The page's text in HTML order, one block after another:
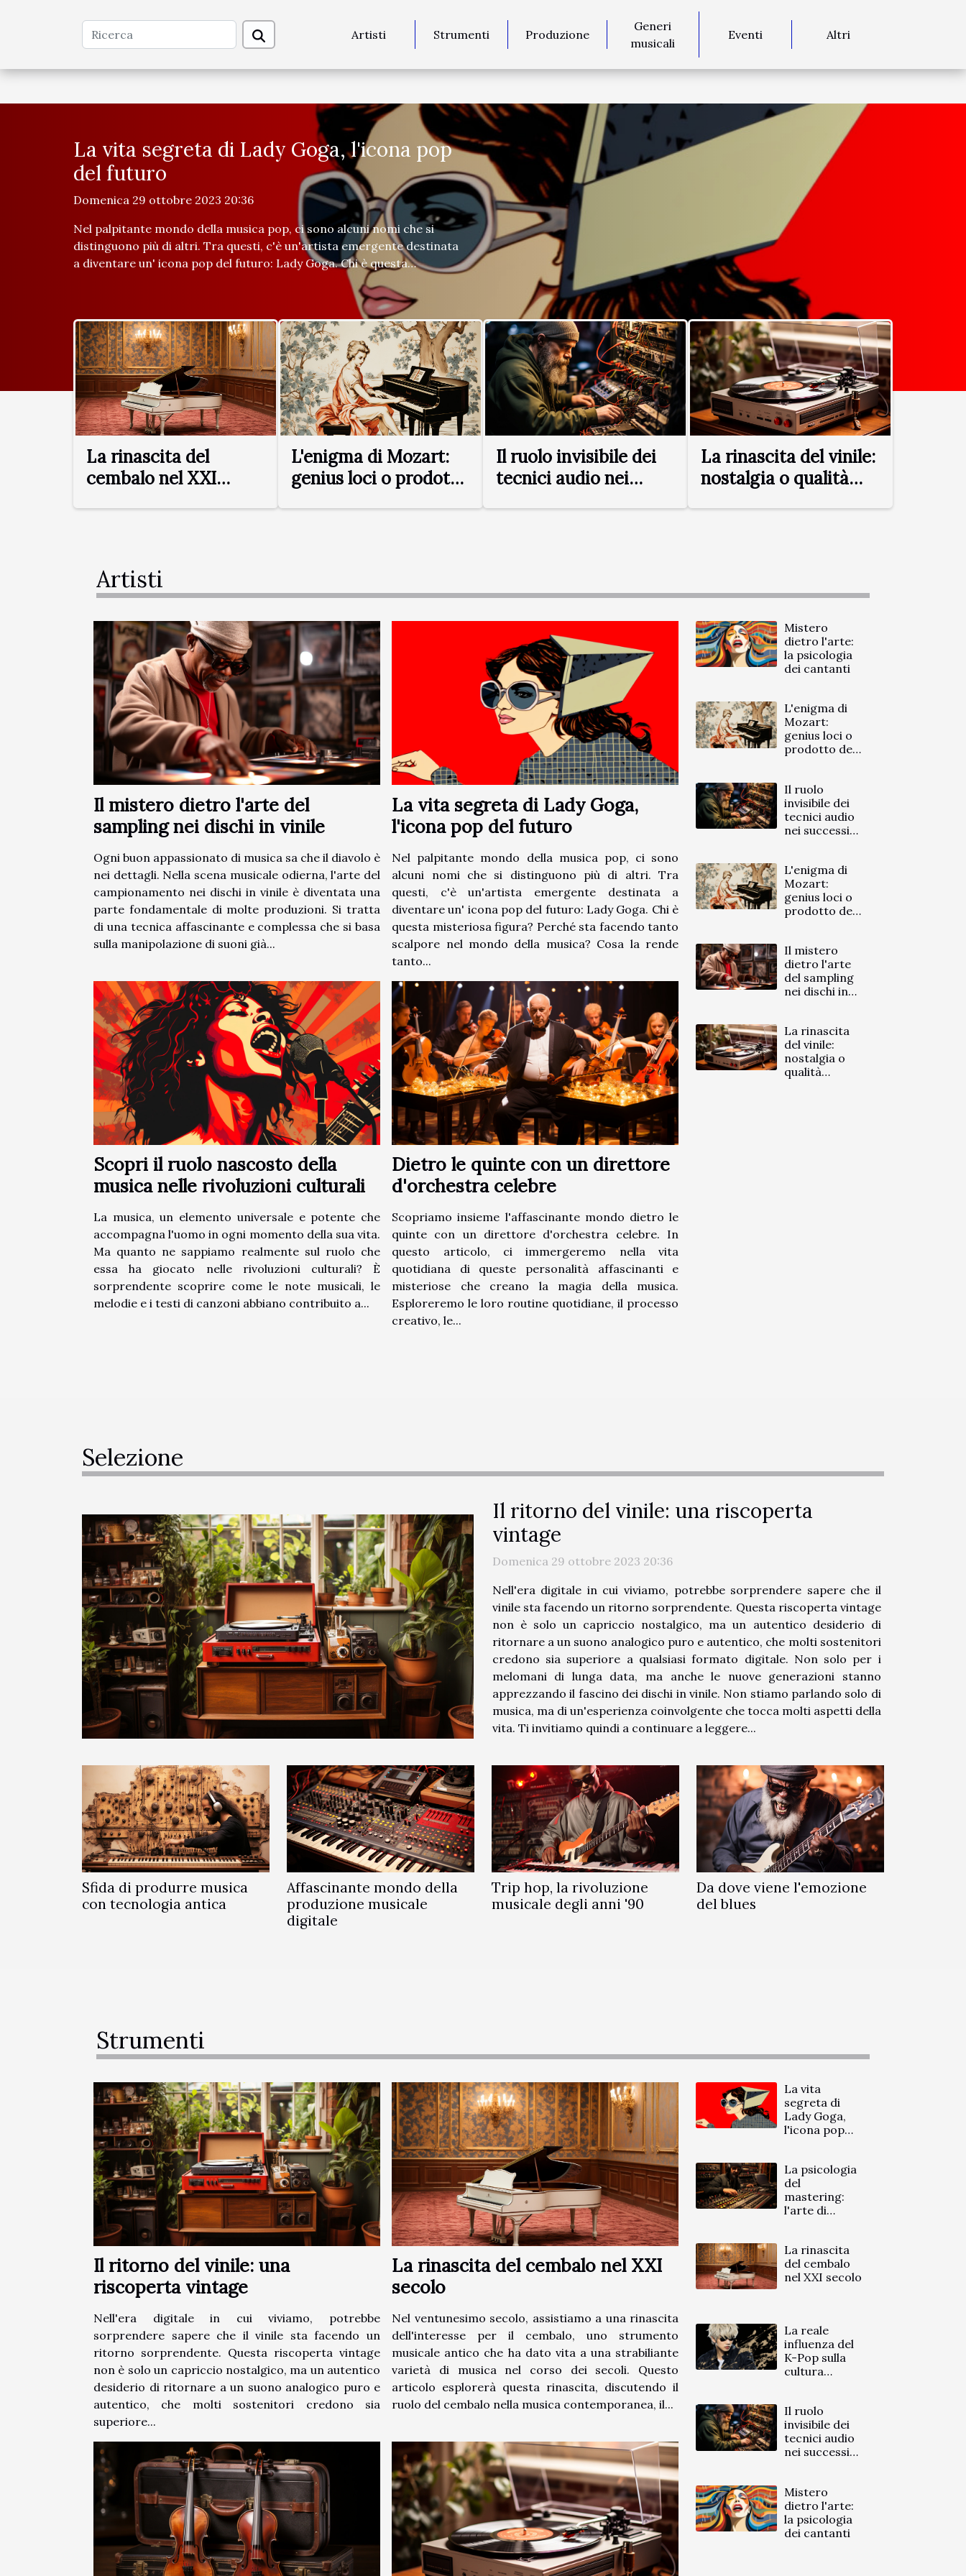
Artisti Strumenti Produzione
Generi
musicali
Eventi Altri
La vita segreta di Lady Goga, l'icona pop
del futuro
Domenica 29 ottobre 2023 20:36
Nel palpitante mondo della musica pop, ci sono alcuni nomi che si
distinguono più di altri. Tra questi, c'è un'artista emergente destinata
a diventare un' icona pop del futuro: Lady Goga. Chi è questa
misteriosa figura? Perché sta facendo tanto scalpore nel mondo della
musica? Cosa la rende tanto unica e intrigante? In questo articolo,
immergeremo nel mistero che avvolge la vita segreta di Lady Goga,
esplorando la storia, l'arte e il fascino di questa strabiliante artista. Ti
invitiamo a scoprire con noi il viaggio straordinario di questa futura
icona della musica pop. Origini e Ascesa alla FamaLady Goga, vero
nome Gorgona Stavropoulos, è una cantante e compositrice di
origine greca che si sta rapidamente imponendo come "artista
emergente" sulla scena musicale internazionale. Nata e...
La rinascita del
cembalo nel XXI
L'enigma di Mozart:
genius loci o prodotto
Il ruolo invisibile dei
tecnici audio nei
La rinascita del vinile:
nostalgia o qualità
Artisti
Il mistero dietro l'arte del
sampling nei dischi in vinile
Ogni buon appassionato di musica sa che il diavolo è
nei dettagli. Nella scena musicale odierna, l'arte del
campionamento nei dischi in vinile è diventata una
parte fondamentale di molte produzioni. Si tratta
di una tecnica affascinante e complessa che si basa
sulla manipolazione di suoni già...
La vita segreta di Lady Goga,
l'icona pop del futuro
Nel palpitante mondo della musica pop, ci sono
alcuni nomi che si distinguono più di altri. Tra
questi, c'è un'artista emergente destinata a
diventare un' icona pop del futuro: Lady Goga. Chi è
questa misteriosa figura? Perché sta facendo tanto
scalpore nel mondo della musica? Cosa la rende
tanto...
Scopri il ruolo nascosto della
musica nelle rivoluzioni culturali
La musica, un elemento universale e potente che
accompagna l'uomo in ogni momento della sua vita.
Ma quanto ne sappiamo realmente sul ruolo che
essa ha giocato nelle rivoluzioni culturali? È
sorprendente scoprire come le note musicali, le
melodie e i testi di canzoni abbiano contribuito a...
Dietro le quinte con un direttore
d'orchestra celebre
Scopriamo insieme l'affascinante mondo dietro le
quinte con un direttore d'orchestra celebre. In
questo articolo, ci immergeremo nella vita
quotidiana di queste personalità affascinanti e
misteriose che creano la magia della musica.
Esploreremo le loro routine quotidiane, il processo
creativo, le...
Mistero
dietro l'arte:
la psicologia
dei cantanti
L'enigma di
Mozart:
genius loci o
prodotto del
Il ruolo
invisibile dei
tecnici audio
nei successi
L'enigma di
Mozart:
genius loci o
prodotto del
Il mistero
dietro l'arte
del sampling
nei dischi in
La rinascita
del vinile:
nostalgia o
qualità
Selezione
Il ritorno del vinile: una riscoperta
vintage
Domenica 29 ottobre 2023 20:36
Nell'era digitale in cui viviamo, potrebbe sorprendere sapere che il
vinile sta facendo un ritorno sorprendente. Questa riscoperta vintage
non è solo un capriccio nostalgico, ma un autentico desiderio di
ritornare a un suono analogico puro e autentico, che molti sostenitori
credono sia superiore a qualsiasi formato digitale. Non solo per i
melomani di lunga data, ma anche le nuove generazioni stanno
apprezzando il fascino dei dischi in vinile. Non stiamo parlando solo di
musica, ma di un'esperienza coinvolgente che tocca molti aspetti della
vita. Ti invitiamo quindi a continuare a leggere...
Sfida di produrre musica
con tecnologia antica
Affascinante mondo della
produzione musicale
digitale
Trip hop, la rivoluzione
musicale degli anni '90
Da dove viene l'emozione
del blues
Strumenti
Il ritorno del vinile: una
riscoperta vintage
Nell'era digitale in cui viviamo, potrebbe
sorprendere sapere che il vinile sta facendo un
ritorno sorprendente. Questa riscoperta vintage
non è solo un capriccio nostalgico, ma un autentico
desiderio di ritornare a un suono analogico puro e
autentico, che molti sostenitori credono sia
superiore...
La rinascita del cembalo nel XXI
secolo
Nel ventunesimo secolo, assistiamo a una rinascita
dell'interesse per il cembalo, uno strumento
musicale antico che ha dato vita a una strabiliante
varietà di musica nel corso dei secoli. Questo
articolo esplorerà questa rinascita, discutendo il
ruolo del cembalo nella musica contemporanea, il...
La vita
segreta di
Lady Goga,
l'icona pop
La psicologia
del
mastering:
l'arte di
La rinascita
del cembalo
nel XXI secolo
La reale
influenza del
K-Pop sulla
cultura
Il ruolo
invisibile dei
tecnici audio
nei successi
Mistero
dietro l'arte:
la psicologia
dei cantanti